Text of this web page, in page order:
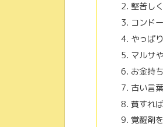
堅苦し
コンド
やっぱ
マルサ
お金持
古い言葉
貧すれ
覚醒剤